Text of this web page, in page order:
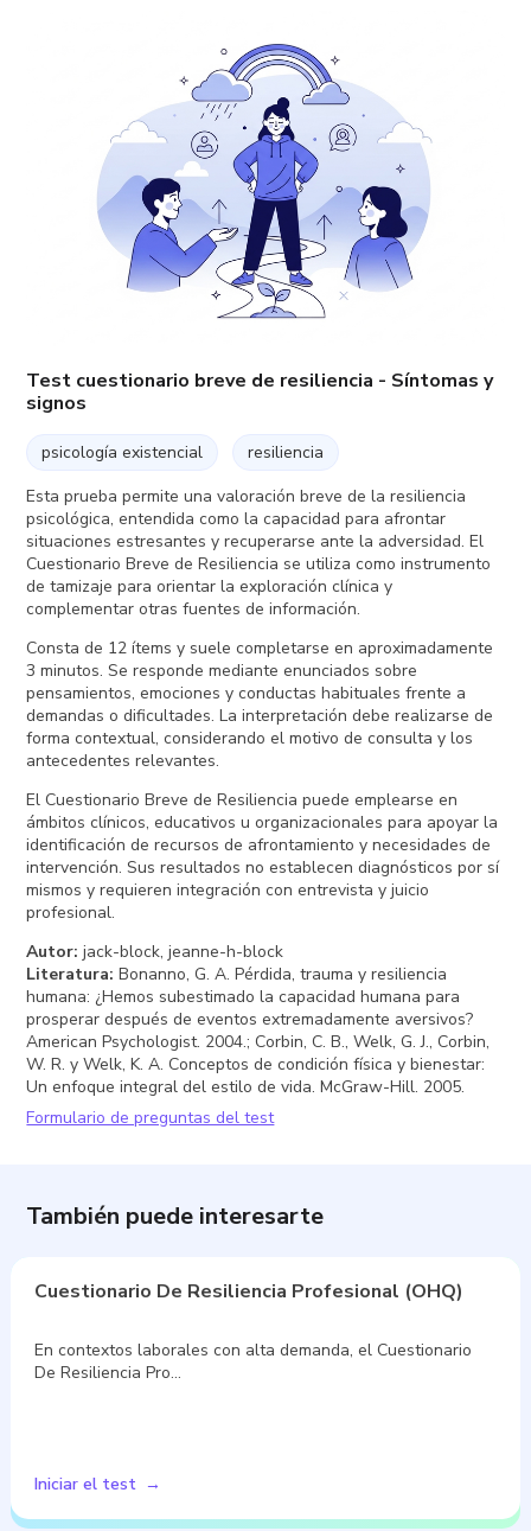
Test cuestionario breve de resiliencia - Síntomas y
signos
psicología existencial
resiliencia
Esta prueba permite una valoración breve de la resiliencia
psicológica, entendida como la capacidad para afrontar
situaciones estresantes y recuperarse ante la adversidad. El
Cuestionario Breve de Resiliencia se utiliza como instrumento
de tamizaje para orientar la exploración clínica y
complementar otras fuentes de información.
Consta de 12 ítems y suele completarse en aproximadamente
3 minutos. Se responde mediante enunciados sobre
pensamientos, emociones y conductas habituales frente a
demandas o dificultades. La interpretación debe realizarse de
forma contextual, considerando el motivo de consulta y los
antecedentes relevantes.
El Cuestionario Breve de Resiliencia puede emplearse en
ámbitos clínicos, educativos u organizacionales para apoyar la
identificación de recursos de afrontamiento y necesidades de
intervención. Sus resultados no establecen diagnósticos por sí
mismos y requieren integración con entrevista y juicio
profesional.
Autor: jack-block, jeanne-h-block
Literatura: Bonanno, G. A. Pérdida, trauma y resiliencia
humana: ¿Hemos subestimado la capacidad humana para
prosperar después de eventos extremadamente aversivos?
American Psychologist. 2004.; Corbin, C. B., Welk, G. J., Corbin,
W. R. y Welk, K. A. Conceptos de condición física y bienestar:
Un enfoque integral del estilo de vida. McGraw-Hill. 2005.
Formulario de preguntas del test
También puede interesarte
Cuestionario De Resiliencia Profesional (OHQ)
En contextos laborales con alta demanda, el Cuestionario
De Resiliencia Pro…
Iniciar el test